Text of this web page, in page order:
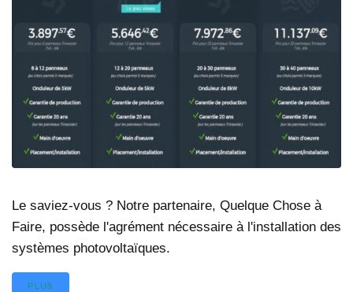
Le saviez-vous ? Notre partenaire, Quelque Chose à
Faire, possède l'agrément nécessaire à l'installation des
systèmes photovoltaïques.
PLUS